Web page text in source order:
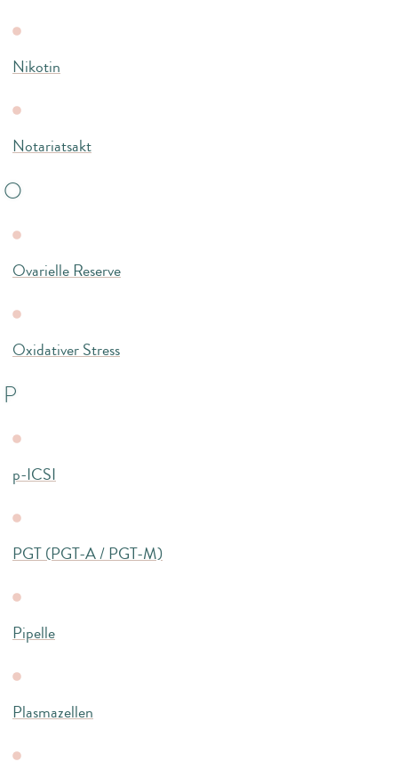
Nikotin
Notariatsakt
O
Ovarielle Reserve
Oxidativer Stress
P
p-ICSI
PGT (PGT-A / PGT-M)
Pipelle
Plasmazellen